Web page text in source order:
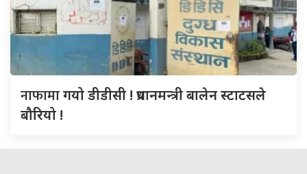
नाफामागयो डीडीसी ! प्रधानमन्त्री बालेन स्टाटसले
बौरियो !